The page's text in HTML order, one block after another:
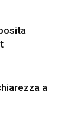
a